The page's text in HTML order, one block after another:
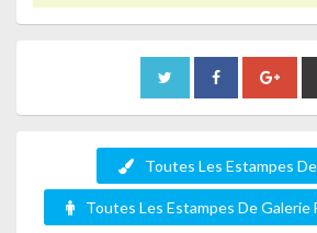
Toutes Les Estampes
Toutes Les Estampes De Galerie